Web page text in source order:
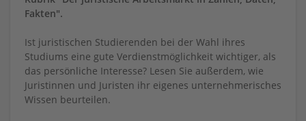
Fakten".
Ist juristischen Studierenden bei der Wahl ihres
Studiums eine gute Verdienstmöglichkeit wichtiger, als
das persönliche Interesse? Lesen Sie außerdem, wie
Juristinnen und Juristen ihr eigenes unternehmerisches
Wissen beurteilen.